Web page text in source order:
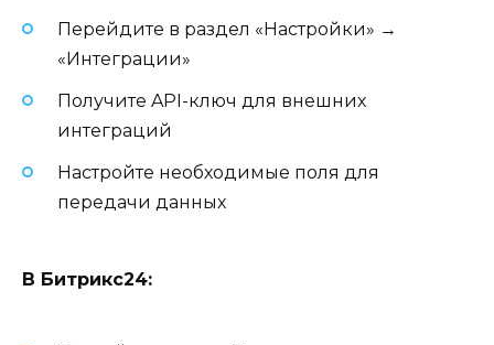
Перейдите в раздел «Настройки» →
«Интеграции»
Получите API-ключ для внешних
интеграций
Настройте необходимые поля для
передачи данных
В Битрикс24: